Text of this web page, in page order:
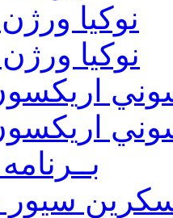
نوکیا ورژن 6 و 7 و 8
نوکیا ورژن 9.1 و 9.2